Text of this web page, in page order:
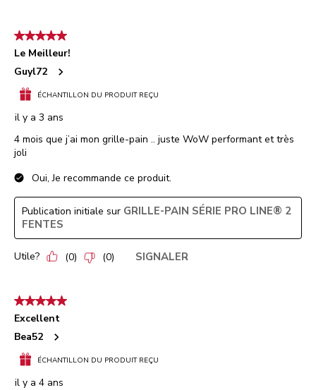
5 étoile(s) sur 5.
Le Meilleur!
Guyl72
ÉCHANTILLON DU PRODUIT REÇU
il y a 3 ans
4 mois que j’ai mon grille-pain .. juste WoW performant et très
joli
Oui, Je recommande ce produit.
Publication initiale sur GRILLE-PAIN SÉRIE PRO LINE® 2
FENTES
Utile? (0) (0) SIGNALER
5 étoile(s) sur 5.
Excellent
Bea52
ÉCHANTILLON DU PRODUIT REÇU
il y a 4 ans